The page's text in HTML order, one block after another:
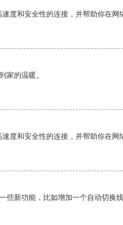
度和安全性的连接，并帮助你在网
家的温暖。
度和安全性的连接，并帮助你在网
新功能，比如增加一个自动切换线